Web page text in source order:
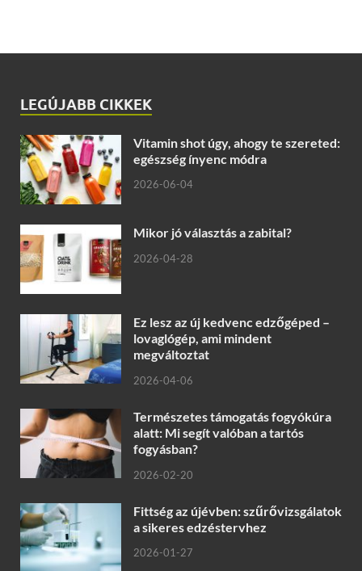
LEGÚJABB CIKKEK
Vitamin shot úgy, ahogy te szereted:
egészség ínyenc módra
2026-06-04
Mikor jó választás a zabital?
2026-04-28
Ez lesz az új kedvenc edzőgéped –
lovaglógép, ami mindent
megváltoztat
2026-04-06
Természetes támogatás fogyókúra
alatt: Mi segít valóban a tartós
fogyásban?
2026-02-20
Fittség az újévben: szűrővizsgálatok
a sikeres edzéstervhez
2026-01-27